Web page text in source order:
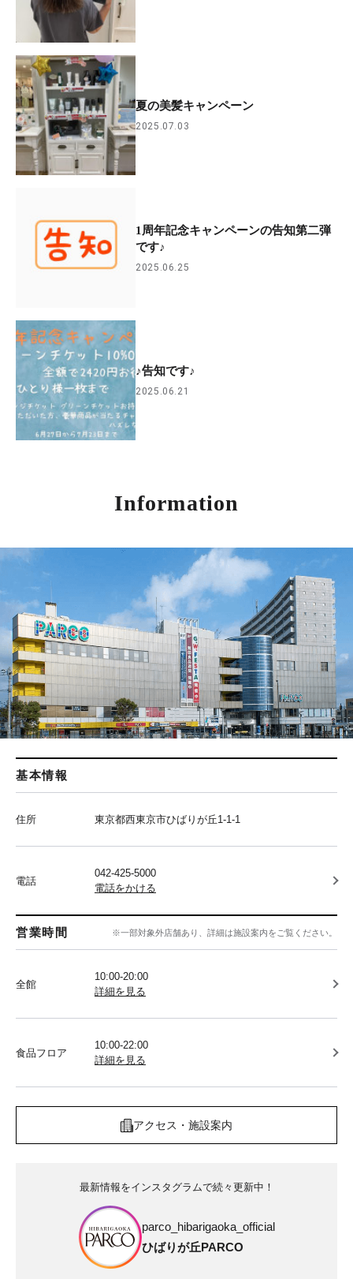
夏の美髪キャンペーン
2025.07.03
1周年記念キャンペーンの告知第二弾
です♪
2025.06.25
♪告知です♪
2025.06.21
Information
基本情報
住所 東京都西東京市ひばりが丘1-1-1
電話
042-425-5000
電話をかける
営業時間 ※一部対象外店舗あり、詳細は施設案内をご覧ください。
全館
10:00-20:00
詳細を見る
食品フロア
10:00-22:00
詳細を見る
アクセス・施設案内
最新情報をインスタグラムで続々更新中！
parco_hibarigaoka_official
ひばりが丘PARCO